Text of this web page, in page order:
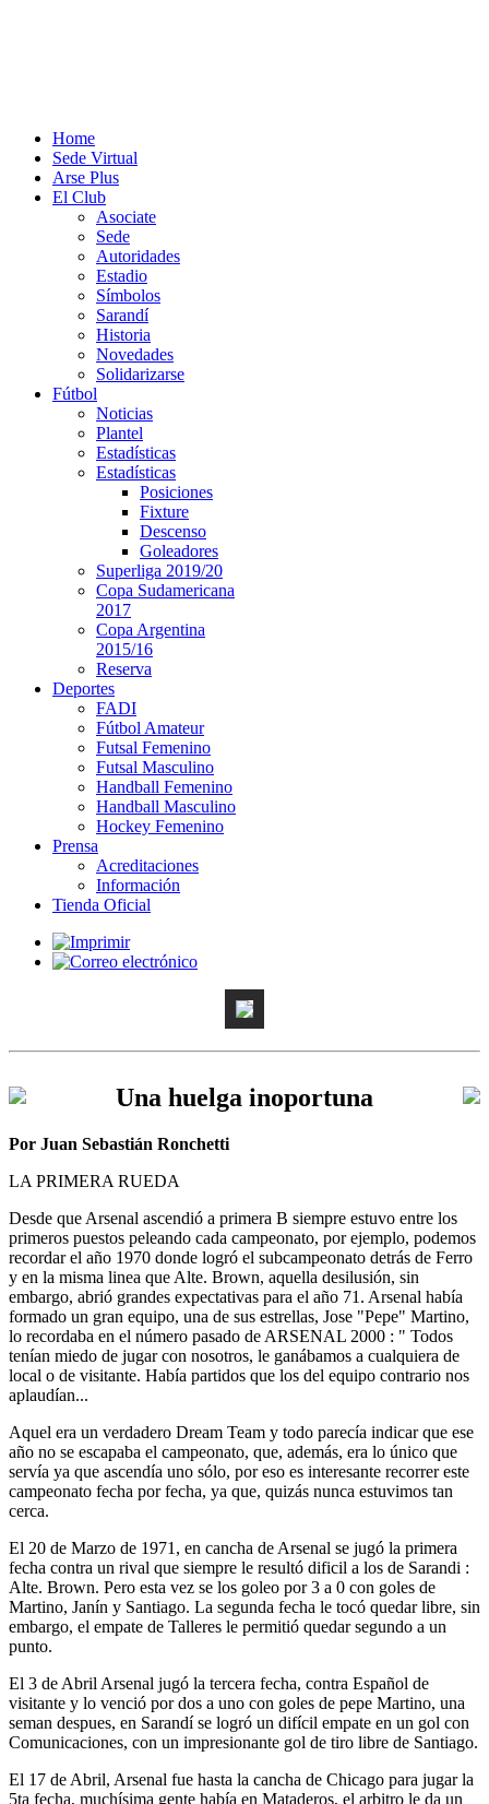
Home
Sede Virtual
Arse Plus
El Club
Asociate
Sede
Autoridades
Estadio
Símbolos
Sarandí
Historia
Novedades
Solidarizarse
Fútbol
Noticias
Plantel
Estadísticas
Estadísticas
Posiciones
Fixture
Descenso
Goleadores
Superliga 2019/20
Copa Sudamericana
2017
Copa Argentina
2015/16
Reserva
Deportes
FADI
Fútbol Amateur
Futsal Femenino
Futsal Masculino
Handball Femenino
Handball Masculino
Hockey Femenino
Prensa
Acreditaciones
Información
Tienda Oficial
Una huelga inoportuna
Por Juan Sebastián Ronchetti
LA PRIMERA RUEDA
Desde que Arsenal ascendió a primera B siempre estuvo entre los
primeros puestos peleando cada campeonato, por ejemplo, podemos
recordar el año 1970 donde logró el subcampeonato detrás de Ferro
y en la misma linea que Alte. Brown, aquella desilusión, sin
embargo, abrió grandes expectativas para el año 71. Arsenal había
formado un gran equipo, una de sus estrellas, Jose "Pepe" Martino,
lo recordaba en el número pasado de ARSENAL 2000 : " Todos
tenían miedo de jugar con nosotros, le ganábamos a cualquiera de
local o de visitante. Había partidos que los del equipo contrario nos
aplaudían...
Aquel era un verdadero Dream Team y todo parecía indicar que ese
año no se escapaba el campeonato, que, además, era lo único que
servía ya que ascendía uno sólo, por eso es interesante recorrer este
campeonato fecha por fecha, ya que, quizás nunca estuvimos tan
cerca.
El 20 de Marzo de 1971, en cancha de Arsenal se jugó la primera
fecha contra un rival que siempre le resultó dificil a los de Sarandi :
Alte. Brown. Pero esta vez se los goleo por 3 a 0 con goles de
Martino, Janín y Santiago. La segunda fecha le tocó quedar libre, sin
embargo, el empate de Talleres le permitió quedar segundo a un
punto.
El 3 de Abril Arsenal jugó la tercera fecha, contra Español de
visitante y lo venció por dos a uno con goles de pepe Martino, una
seman despues, en Sarandí se logró un difícil empate en un gol con
Comunicaciones, con un impresionante gol de tiro libre de Santiago.
El 17 de Abril, Arsenal fue hasta la cancha de Chicago para jugar la
5ta fecha, muchísima gente había en Mataderos, el arbitro le da un